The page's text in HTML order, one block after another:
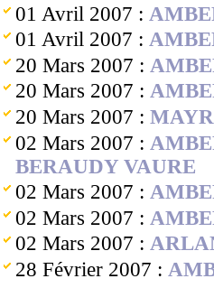
01 Avril 2007 :
01 Avril 2007 :
20 Mars 2007 :
20 Mars 2007 :
20 Mars 2007 :
02 Mars 2007 :
BERAUDY VAURE
02 Mars 2007 :
02 Mars 2007 :
02 Mars 2007 :
28 Février 2007 :